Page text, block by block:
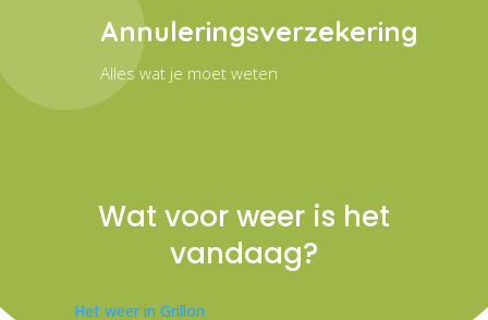
Annuleringsverzekering
Alles wat je moet weten
Wat voor weer is het
vandaag?
Het weer in Grillon